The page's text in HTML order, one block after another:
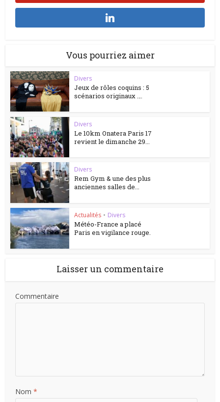
Vous pourriez aimer
Divers
Jeux de rôles coquins : 5
scénarios originaux ….
Divers
Le 10km Onatera Paris 17
revient le dimanche 29...
Divers
Rem Gym & une des plus
anciennes salles de...
Actualités • Divers
Météo-France a placé
Paris en vigilance rouge.
Laisser un commentaire
Commentaire
Nom*